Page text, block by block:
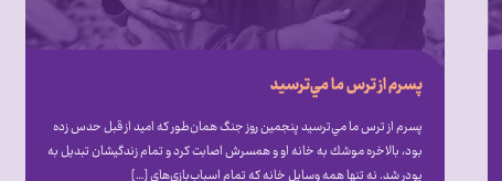
پسرم از ترس ما مي‌ترسيد
پسرم از ترس ما مي‌ترسيد پنجمين روز جنگ همان‌طور كه اميد از قبل حدس زده
بود، بالاخره موشك به خانه او و همسرش اصابت كرد و تمام زندگيشان تبديل به
پودر شد. نه تنها همه وسايل خانه كه تمام اسباب‌بازي‌هاي […]